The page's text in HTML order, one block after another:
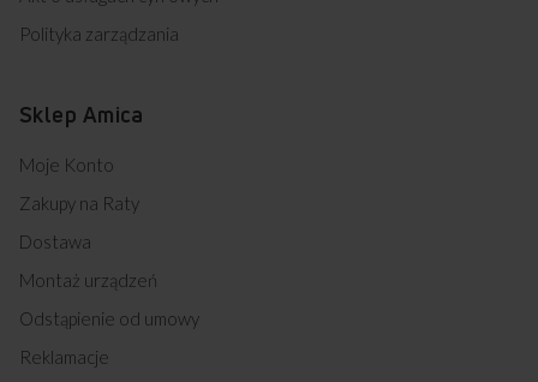
Polityka zarządzania
Sklep Amica
Moje Konto
Zakupy na Raty
Dostawa
Montaż urządzeń
Odstąpienie od umowy
Reklamacje